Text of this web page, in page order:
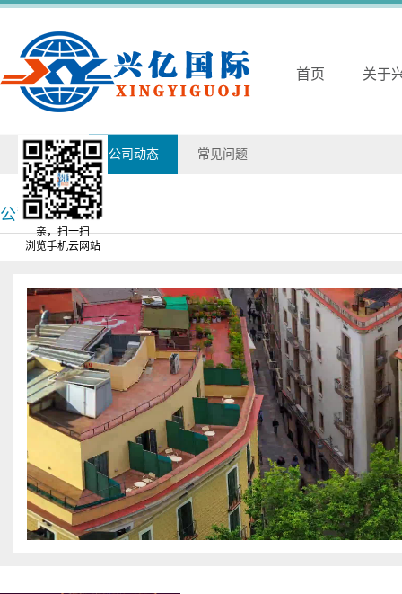
首页 关于
兴亿动态 公司动态 常见问题
公司动态
上海寄到保加利亚，求好点的国际货代公司？
浏览次数： 202
世界主要的谷物与大豆出口国。谷物进口国主要有日本、中国、南亚以
荷兰合作银行在2012年年初发布的数据，从2005年到2011年，全球谷物
加了两倍，从700亿美元增长到2 100亿美元。2011年，国际大豆贸易量首
2.3亿吨。其中，仅中国在当年的大豆进...
吨。国际谷物与大豆航线主要包括美国至东亚、南美至东亚以及澳洲至东
航线.‘ 国际货代 在国际煤炭贸易中，主要出口国有澳大利亚、美国、印
洲国家，主要进口国有中国、日本、印度等。2011年，国际煤炭贸易量
亲，扫一扫
浏览手机云网站